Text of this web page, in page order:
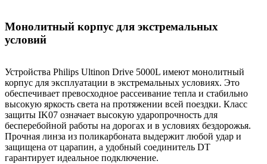
Монолитный корпус для экстремальных
условий
Устройства Philips Ultinon Drive 5000L имеют монолитный
корпус для эксплуатации в экстремальных условиях. Это
обеспечивает превосходное рассеивание тепла и стабильно
высокую яркость света на протяжении всей поездки. Класс
защиты IK07 означает высокую ударопрочность для
бесперебойной работы на дорогах и в условиях бездорожья.
Прочная линза из поликарбоната выдержит любой удар и
защищена от царапин, а удобный соединитель DT
гарантирует идеальное подключение.